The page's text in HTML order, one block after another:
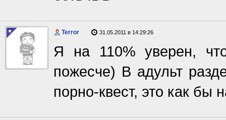
Terror 31.05.2011 в 14:29:26
Я на 110% уверен,
пожесче) В адульт
порно-квест, это как бы